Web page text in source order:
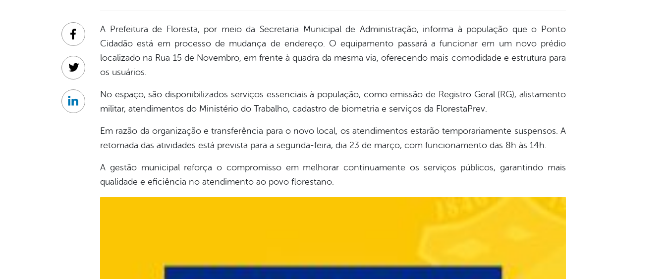
A Prefeitura de Floresta, por meio da Secretaria Municipal de Administração, informa à população que o Ponto
Cidadão está em processo de mudança de endereço. O equipamento passará a funcionar em um novo prédio
localizado na Rua 15 de Novembro, em frente à quadra da mesma via, oferecendo mais comodidade e estrutura para
os usuários.
No espaço, são disponibilizados serviços essenciais à população, como emissão de Registro Geral (RG), alistamento
militar, atendimentos do Ministério do Trabalho, cadastro de biometria e serviços da FlorestaPrev.
Em razão da organização e transferência para o novo local, os atendimentos estarão temporariamente suspensos. A
retomada das atividades está prevista para a segunda-feira, dia 23 de março, com funcionamento das 8h às 14h.
A gestão municipal reforça o compromisso em melhorar continuamente os serviços públicos, garantindo mais
qualidade e eficiência no atendimento ao povo florestano.
Facebook
Twitter
Linkedin